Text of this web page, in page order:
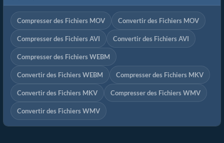
Compresser des Fichiers MOV Convertir des Fichiers MOV
Compresser des Fichiers AVI Convertir des Fichiers AVI
Compresser des Fichiers WEBM
Convertir des Fichiers WEBM Compresser des Fichiers MKV
Convertir des Fichiers MKV Compresser des Fichiers WMV
Convertir des Fichiers WMV